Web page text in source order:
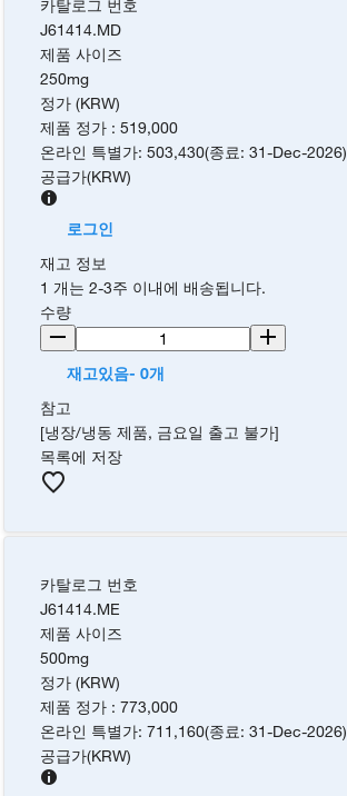
카탈로그 번호
J61414.MD
제품 사이즈
250mg
정가 (KRW)
제품 정가 :519,000
온라인 특별가:503,430(종료:31-Dec-2026)
공급가(KRW)
로그인
재고 정보
1 개는 2-3주 이내에 배송됩니다.
수량
재고있음- 0개
참고
[냉장/냉동 제품, 금요일 출고 불가]
목록에 저장
카탈로그 번호
J61414.ME
제품 사이즈
500mg
정가 (KRW)
제품 정가 :773,000
온라인 특별가:711,160(종료:31-Dec-2026)
공급가(KRW)